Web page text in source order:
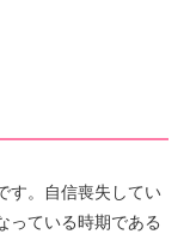
す。自信喪失してい
っている時期である